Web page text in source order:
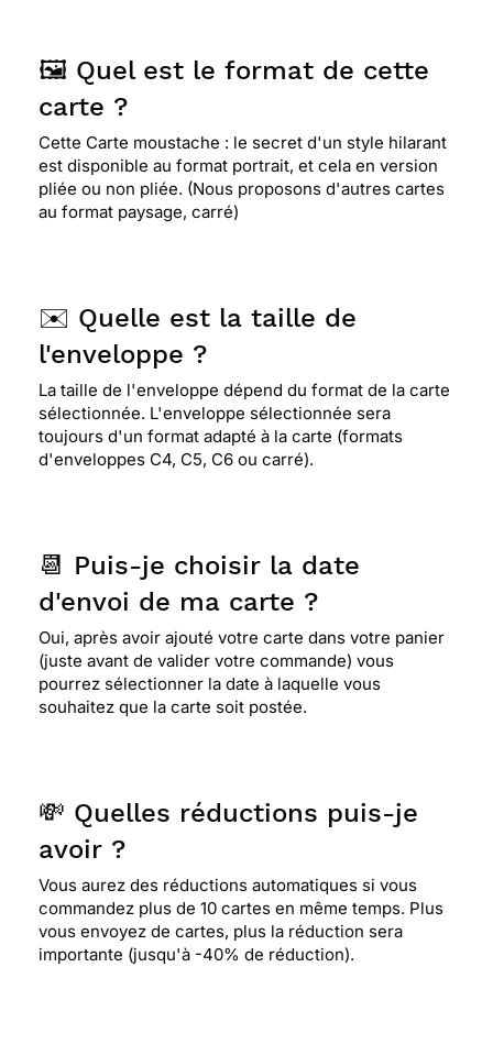
🖼️ Quel est le format de cette
carte ?
Cette Carte moustache : le secret d'un style hilarant
est disponible au format portrait, et cela en version
pliée ou non pliée. (Nous proposons d'autres cartes
au format paysage, carré)
✉️ Quelle est la taille de
l'enveloppe ?
La taille de l'enveloppe dépend du format de la carte
sélectionnée. L'enveloppe sélectionnée sera
toujours d'un format adapté à la carte (formats
d'enveloppes C4, C5, C6 ou carré).
📆 Puis-je choisir la date
d'envoi de ma carte ?
Oui, après avoir ajouté votre carte dans votre panier
(juste avant de valider votre commande) vous
pourrez sélectionner la date à laquelle vous
souhaitez que la carte soit postée.
💸 Quelles réductions puis-je
avoir ?
Vous aurez des réductions automatiques si vous
commandez plus de 10 cartes en même temps. Plus
vous envoyez de cartes, plus la réduction sera
importante (jusqu'à -40% de réduction).